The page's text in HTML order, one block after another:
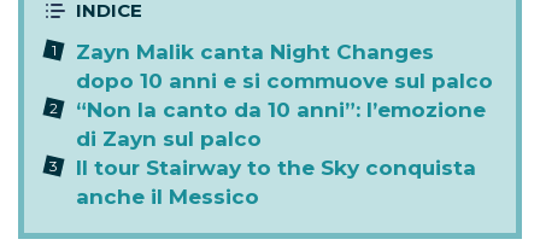
Zayn Malik canta Night Changes
dopo 10 anni e si commuove sul palco
“Non la canto da 10 anni”: l’emozione
di Zayn sul palco
Il tour Stairway to the Sky conquista
anche il Messico